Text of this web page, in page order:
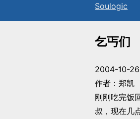
Soulogic
乞丐们
2004-10-26
作者：郑凯
刚刚吃完饭
叔，现在几